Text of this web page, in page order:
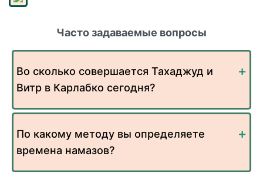
Часто задаваемые вопросы
Во сколько совершается Тахаджуд и
Витр в Карлабко сегодня?
По какому методу вы определяете
времена намазов?